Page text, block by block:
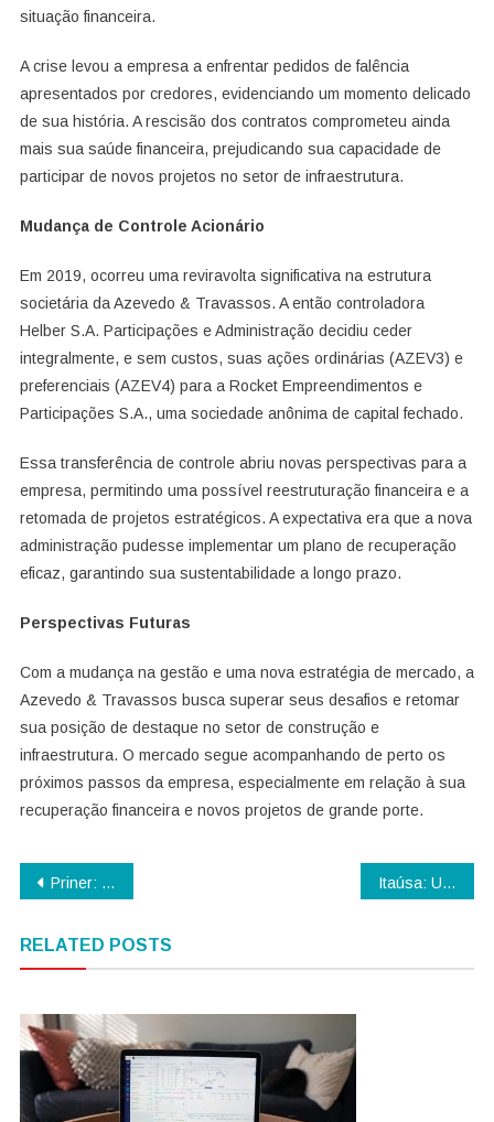
situação financeira.
A crise levou a empresa a enfrentar pedidos de falência
apresentados por credores, evidenciando um momento delicado
de sua história. A rescisão dos contratos comprometeu ainda
mais sua saúde financeira, prejudicando sua capacidade de
participar de novos projetos no setor de infraestrutura.
Mudança de Controle Acionário
Em 2019, ocorreu uma reviravolta significativa na estrutura
societária da Azevedo & Travassos. A então controladora
Helber S.A. Participações e Administração decidiu ceder
integralmente, e sem custos, suas ações ordinárias (AZEV3) e
preferenciais (AZEV4) para a Rocket Empreendimentos e
Participações S.A., uma sociedade anônima de capital fechado.
Essa transferência de controle abriu novas perspectivas para a
empresa, permitindo uma possível reestruturação financeira e a
retomada de projetos estratégicos. A expectativa era que a nova
administração pudesse implementar um plano de recuperação
eficaz, garantindo sua sustentabilidade a longo prazo.
Perspectivas Futuras
Com a mudança na gestão e uma nova estratégia de mercado, a
Azevedo & Travassos busca superar seus desafios e retomar
sua posição de destaque no setor de construção e
infraestrutura. O mercado segue acompanhando de perto os
próximos passos da empresa, especialmente em relação à sua
recuperação financeira e novos projetos de grande porte.
Navegação
artigos
Priner: Desempenho no Mercado e Histórico Corporativo Itaúsa: Uma Holding de Destaque no Brasil
RELATED POSTS